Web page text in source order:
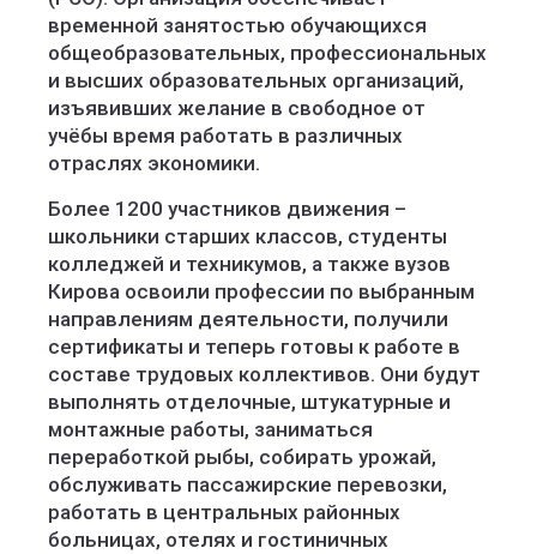
временной занятостью обучающихся
общеобразовательных, профессиональных
и высших образовательных организаций,
изъявивших желание в свободное от
учёбы время работать в различных
отраслях экономики.
Более 1200 участников движения –
школьники старших классов, студенты
колледжей и техникумов, а также вузов
Кирова освоили профессии по выбранным
направлениям деятельности, получили
сертификаты и теперь готовы к работе в
составе трудовых коллективов. Они будут
выполнять отделочные, штукатурные и
монтажные работы, заниматься
переработкой рыбы, собирать урожай,
обслуживать пассажирские перевозки,
работать в центральных районных
больницах, отелях и гостиничных